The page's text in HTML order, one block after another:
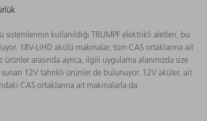
kullanıldığı TRUMPF elektrikli aletleri, bu
18V-LiHD akülü makinalar, tüm CAS ortaklarına ait
arasında ayrıca, ilgili uygulama alanınızda size
sunan 12V tahrikli ürünler de bulunuyor. 12V aküler, ait
CAS ortaklarına ait makinalarla da.